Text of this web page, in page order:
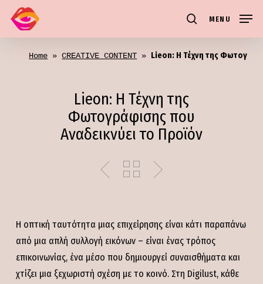
main
content
search
MENU
Home » CREATIVE CONTENT » Lieon: Η Τέχνη της
Lieon: Η Τέχνη της
Φωτογράφισης που
Αναδεικνύει το Προϊόν
Η οπτική ταυτότητα μιας επιχείρησης είναι κάτι παραπάνω
από μια απλή συλλογή εικόνων – είναι ένας τρόπος
επικοινωνίας, ένα μέσο που δημιουργεί συναισθήματα και
χτίζει μια ξεχωριστή σχέση με το κοινό. Στη Digilust, κάθε